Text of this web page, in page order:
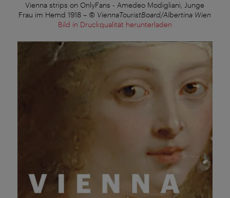
Vienna strips on OnlyFans - Amedeo Modigliani, Junge
Frau im Hemd 1918– © ViennaTouristBoard/Albertina Wien
Bild in Druckqualität herunterladen